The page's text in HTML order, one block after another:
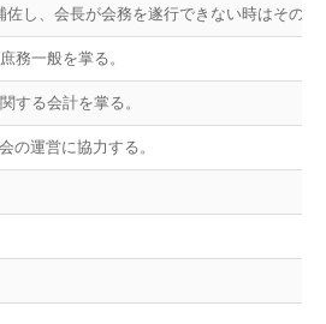
し、会長が会務を遂行できない時はその代
一般を掌る。
る会計を掌る。
運営に協力する。